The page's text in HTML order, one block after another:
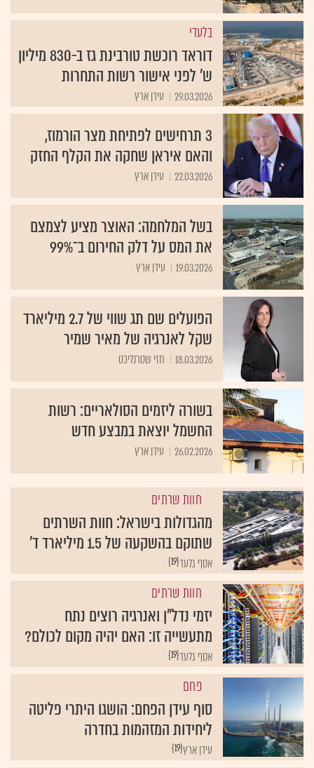
בלעדי
דוראד רוכשת טורבינת גז ב-830 מיליון
ש' לפני אישור רשות התחרות
29.03.2026 עידן ארץ
3 תרחישים לפתיחת מצר הורמוז,
והאם איראן שחקה את הקלף החזק
22.03.2026 עידן ארץ
בשל המלחמה: האוצר מציע לצמצם
את המס על דלק החירום ב־99%
19.03.2026 עידן ארץ
הפועלים שם תג שווי של 2.7 מיליארד
שקל לאנרגיה של מאיר שמיר
18.03.2026 חזי שטרנליכט
בשורה ליזמים הסולאריים: רשות
החשמל יוצאת במבצע חדש
26.02.2026 עידן ארץ
חוות שרתים
מהגדולות בישראל: חוות השרתים
שתוקם בהשקעה של 1.5 מיליארד ד'
{19}אסף גלעד
חוות שרתים
יזמי נדל"ן ואנרגיה רוצים נתח
מתעשייה זו: האם יהיה מקום לכולם?
{19}אסף גלעד
פחם
סוף עידן הפחם: הושגו היתרי פליטה
ליחידות המזהמות בחדרה
{19}עידן ארץ